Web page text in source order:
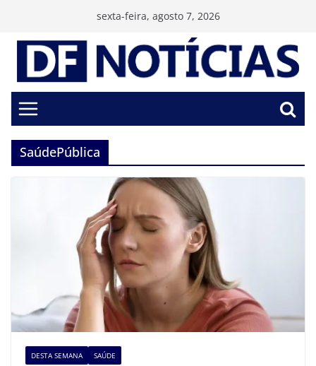
conteúdo
sexta-feira, agosto 7, 2026
SaúdePública
DESTA SEMANA SAÚDE